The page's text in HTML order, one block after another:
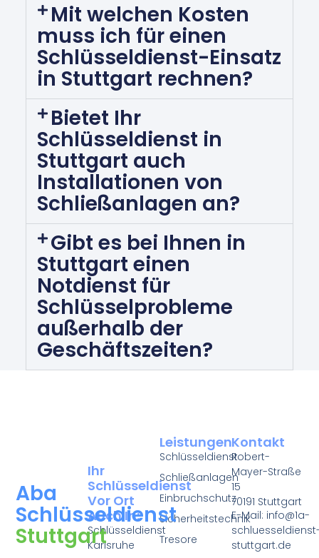
Mit welchen Kosten
muss ich für einen
Schlüsseldienst-Einsatz
in Stuttgart rechnen?
Bietet Ihr
Schlüsseldienst in
Stuttgart auch
Installationen von
Schließanlagen an?
Gibt es bei Ihnen in
Stuttgart einen
Notdienst für
Schlüsselprobleme
außerhalb der
Geschäftszeiten?
Aba
Schlüsseldienst
Stuttgart
Leistungen
Schlüsseldienst
Schließanlagen
Einbruchschutz
Sicherheitstechnik
Tresore
Ihr
Schlüsseldienst
Vor Ort
Auch In:
Schlüsseldienst
Karlsruhe
Kontakt
Robert-
Mayer-Straße
15
70191 Stuttgart
E-Mail: info@1a-
stuttgart.de